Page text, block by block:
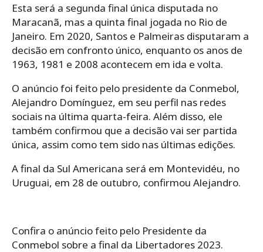
Esta será a segunda final única disputada no
Maracanã, mas a quinta final jogada no Rio de
Janeiro. Em 2020, Santos e Palmeiras disputaram a
decisão em confronto único, enquanto os anos de
1963, 1981 e 2008 acontecem em ida e volta.
O anúncio foi feito pelo presidente da Conmebol,
Alejandro Domínguez, em seu perfil nas redes
sociais na última quarta-feira. Além disso, ele
também confirmou que a decisão vai ser partida
única, assim como tem sido nas últimas edições.
A final da Sul Americana será em Montevidéu, no
Uruguai, em 28 de outubro, confirmou Alejandro.
Confira o anúncio feito pelo Presidente da
Conmebol sobre a final da Libertadores 2023.